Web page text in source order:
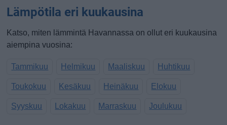
Lämpötila eri kuukausina
Katso, miten lämmintä Havannassa on ollut eri kuukausina
aiempina vuosina:
Tammikuu Helmikuu Maaliskuu Huhtikuu
Toukokuu Kesäkuu Heinäkuu Elokuu
Syyskuu Lokakuu Marraskuu Joulukuu